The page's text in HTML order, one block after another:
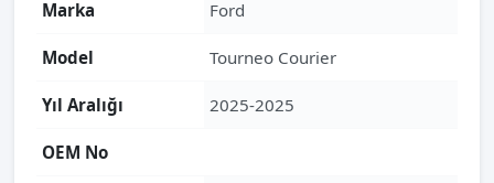
Marka Ford
Model Tourneo Courier
Yıl Aralığı 2025-2025
OEM No